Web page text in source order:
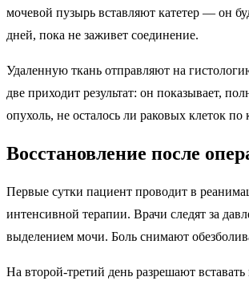
мочевой пузырь вставляют катетер — он
дней, пока не заживет соединение.
Удаленную ткань отправляют на
две приходит результат: он показывает,
опухоль, не осталось ли раковых клеток по
Восстановление после
Первые сутки пациент проводит в
интенсивной терапии. Врачи следят за
выделением мочи. Боль снимают
На второй-третий день разрешают вставать